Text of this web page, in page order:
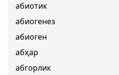
абиотик
абиогенез
абиоген
абҳар
абгорлик